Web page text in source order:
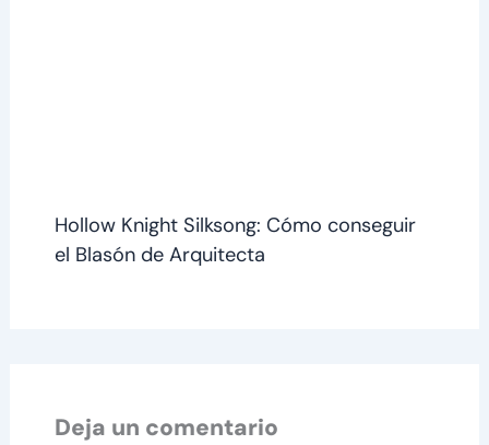
Hollow Knight Silksong: Cómo conseguir
el Blasón de Arquitecta
Deja un comentario